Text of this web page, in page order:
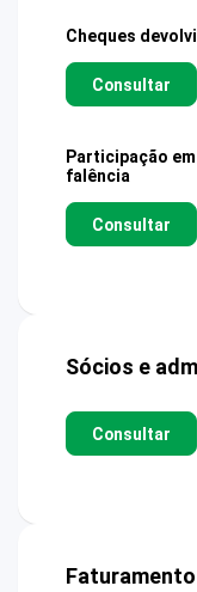
Cheques
Consultar
Participação em
falência
Consultar
Sócios e
Consultar
Faturamento